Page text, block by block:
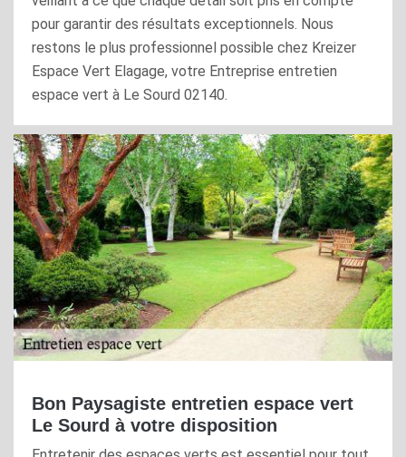
pour garantir des résultats exceptionnels. Nous
restons le plus professionnel possible chez Kreizer
Espace Vert Elagage, votre Entreprise entretien
espace vert à Le Sourd 02140.
Bon Paysagiste entretien espace vert
Le Sourd à votre disposition